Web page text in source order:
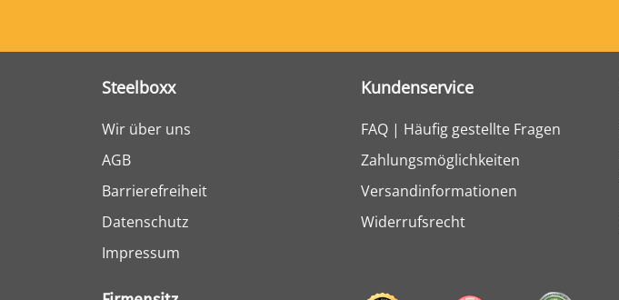
Steelboxx
Wir über uns
AGB
Barrierefreiheit
Datenschutz
Impressum
Kundenservice
FAQ | Häufig gestellte Fragen
Zahlungsmöglichkeiten
Versandinformationen
Widerrufsrecht